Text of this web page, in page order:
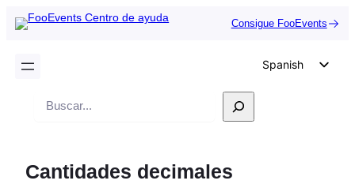
Consigue FooEvents
Spanish
Buscar
Cantidades decimales